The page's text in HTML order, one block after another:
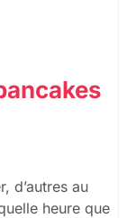
d’autres au
heure que